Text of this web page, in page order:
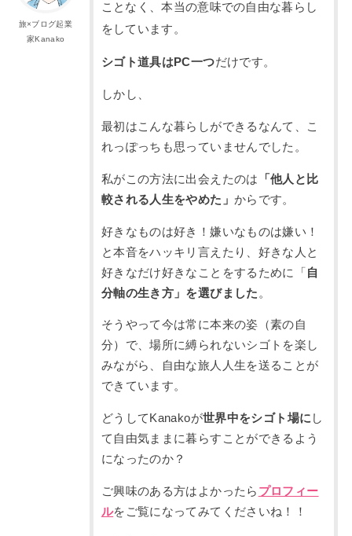
旅×ブログ起業
家Kanako
ことなく、本当の意味での自由な暮らし
をしています。
シゴト道具はPC一つだけです。
しかし、
最初はこんな暮らしができるなんて、こ
れっぽっちも思っていませんでした。
私がこの方法に出会えたのは
「他人と比
較される人生をやめた」 からです。
好きなものは好き！嫌いなものは嫌い！
と本音をハッキリ言えたり、好きな人と
好きなだけ好きなことをするために「自
分軸の生き方」を選びました 。
そうやって今は常に本来の姿（素の自
分）で、場所に縛られないシゴトを楽し
みながら、自由な旅人人生を送ることが
できています。
どうしてKanakoが世界中をシゴト場に し
て自由気ままに暮らすことができるよう
になったのか？
ご興味のある方はよかったら プロフィー
ルをご覧になってみてくださいね！！